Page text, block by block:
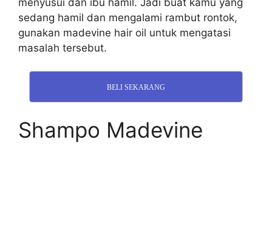
menyusui dan ibu hamil. Jadi buat kamu yang
sedang hamil dan mengalami rambut rontok,
gunakan madevine hair oil untuk mengatasi
masalah tersebut.
BELI SEKARANG
Shampo Madevine